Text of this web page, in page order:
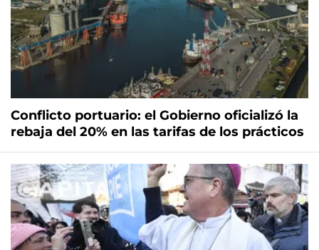
Conflicto portuario: el Gobierno oficializó la
rebaja del 20% en las tarifas de los prácticos